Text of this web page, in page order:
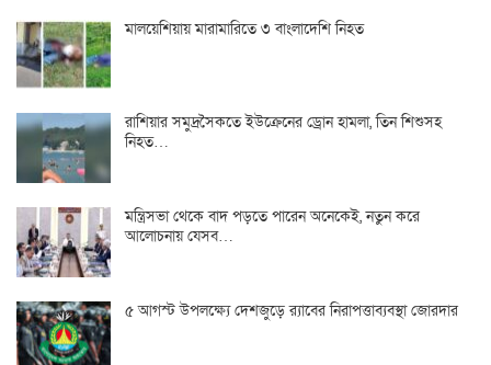
মালয়েশিয়ায় মারামারিতে ৩ বাংলাদেশি নিহত
রাশিয়ার সমুদ্রসৈকতে ইউক্রেনের ড্রোন হামলা, তিন শিশুসহ
নিহত…
মন্ত্রিসভা থেকে বাদ পড়তে পারেন অনেকেই, নতুন করে
আলোচনায় যেসব…
৫ আগস্ট উপলক্ষ্যে দেশজুড়ে র‌্যাবের নিরাপত্তাব্যবস্থা জোরদার